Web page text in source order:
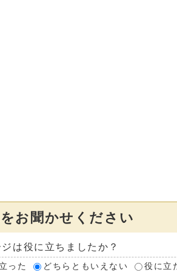
お聞かせください
は役に立ちましたか？
った どちらともいえない 役に立